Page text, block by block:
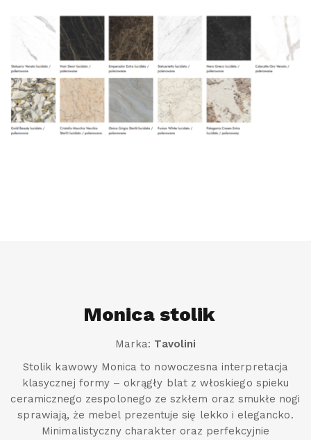
Monica stolik
Marka: Tavolini
Stolik kawowy Monica to nowoczesna interpretacja
klasycznej formy – okrągły blat z włoskiego spieku
ceramicznego zespolonego ze szkłem oraz smukłe nogi
sprawiają, że mebel prezentuje się lekko i elegancko.
Minimalistyczny charakter oraz perfekcyjnie